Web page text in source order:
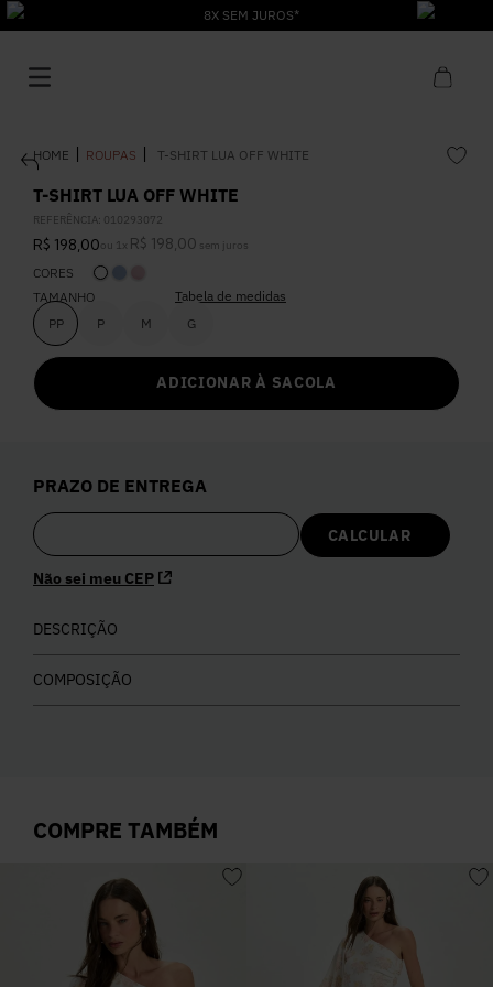
8X SEM JUROS*
ROUPAS T-SHIRT LUA OFF WHITE
T-SHIRT LUA OFF WHITE
REFERÊNCIA: 010293072
R$ 198,00 ou 1 x R$ 198 00 sem juros
CORES
TAMANHO
PP
P M G
Tabela de medidas
ADICIONAR À SACOLA
PRAZO DE ENTREGA
Não sei meu CEP
DESCRIÇÃO
COMPOSIÇÃO
COMPRE TAMBÉM
1º Vestido
2 Roupas
5º Calça
6º Colete
7º